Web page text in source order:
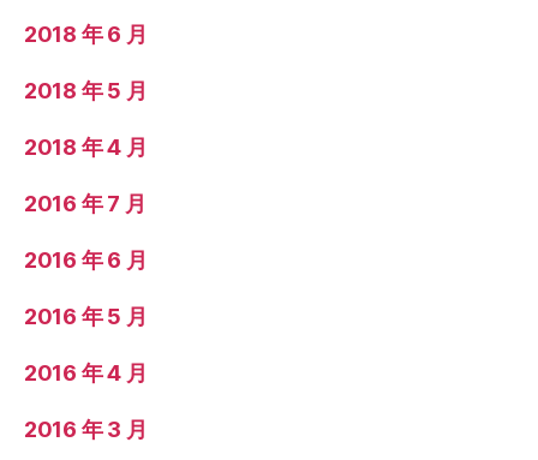
2018 年 6 月
2018 年 5 月
2018 年 4 月
2016 年 7 月
2016 年 6 月
2016 年 5 月
2016 年 4 月
2016 年 3 月